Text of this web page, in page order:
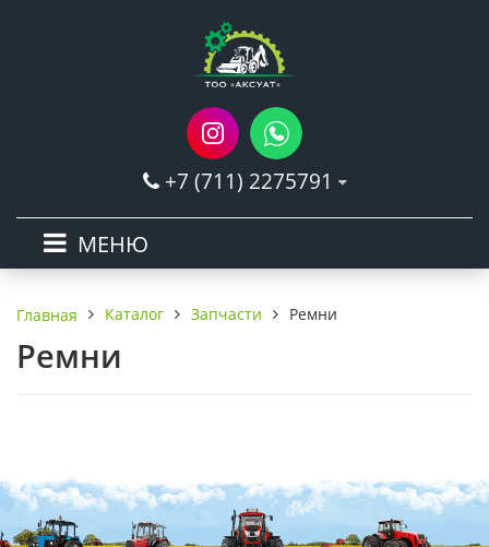
+7 (711) 2275791
МЕНЮ
Главная Каталог Запчасти Ремни
Ремни